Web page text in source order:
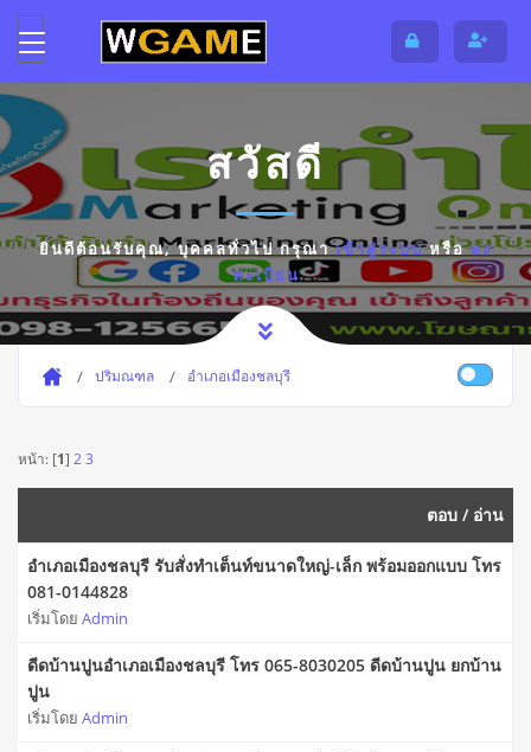
สวัสดี
ยินดีต้อนรับคุณ,บุคคลทั่วไปกรุณาเข้าสู่ระบบหรือลง
ทะเบียน
ปริมณฑล อำเภอเมืองชลบุรี
หน้า: [1] 2 3
ตอบ / อ่าน
อำเภอเมืองชลบุรี รับสั่งทำเต็นท์ขนาดใหญ่-เล็ก พร้อมออกแบบ โทร
081-0144828
เริ่มโดย Admin
ดีดบ้านปูนอำเภอเมืองชลบุรี โทร 065-8030205 ดีดบ้านปูน ยกบ้าน
ปูน
เริ่มโดย Admin